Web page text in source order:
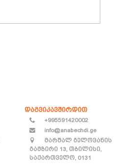
დაგვიკავშირდით
+995591420002
info@anabechdi.ge
მარშალ გელოვანის
გამზირი 13, თბილისი,
საქართველო, 0131